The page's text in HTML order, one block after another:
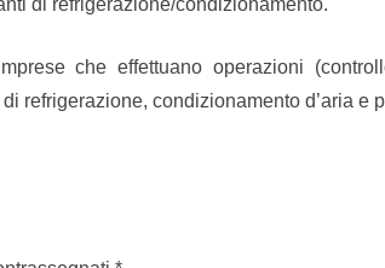
di refrigerazione/condizionamento.
che effettuano operazioni
refrigerazione, condizionamento d’aria e